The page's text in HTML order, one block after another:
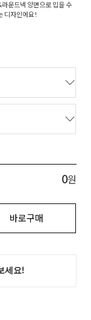
운드넥 양면으로 입을 수
디자인에요!
0원
바로구매